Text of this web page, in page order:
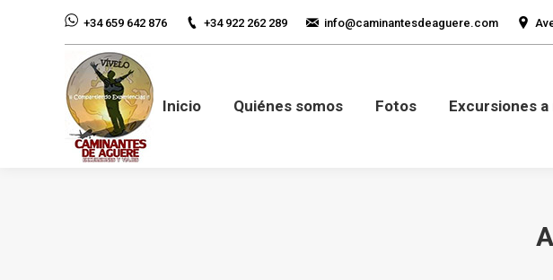
+34 659 642 876 +34 922 262 289 info@caminantesdeaguere.com
Inicio Quiénes somos Fotos Excursiones a